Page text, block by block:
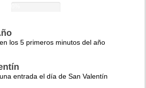
los 5 primeros minutos del año
entrada el día de San Valentín